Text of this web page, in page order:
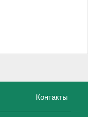
Контакты